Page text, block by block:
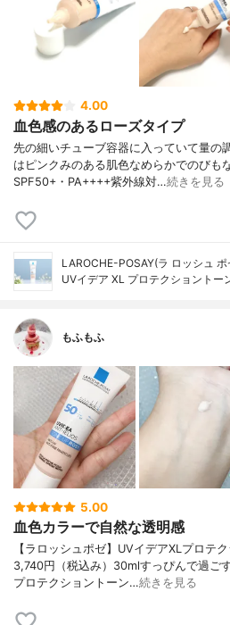
4.00
血色感のあるローズタイプ
先の細いチューブ容器に入っていて量の
はピンクみのある肌色なめらかでのびも
SPF50+・PA++++紫外線対…続きを見る
LAROCHE-POSAY(ラ ロッシュ ポ
UVイデア XL プロテクショントー
もふもふ
5.00
血色カラーで自然な透明感
【ラロッシュポゼ】UVイデアXLプロテ
3,740円（税込み）30mlすっぴんで過ご
プロテクショントーン…続きを見る